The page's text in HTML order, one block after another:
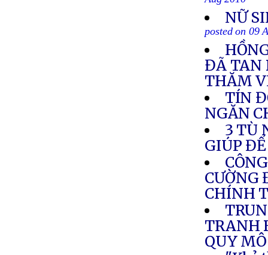
NỮ
posted on 09
ĐÃ TAN
THĂM
TÍN
NGĂN
3 TÙ
GIÚP
CƯỜNG
CHÍNH
TRANH
QUY MÔ